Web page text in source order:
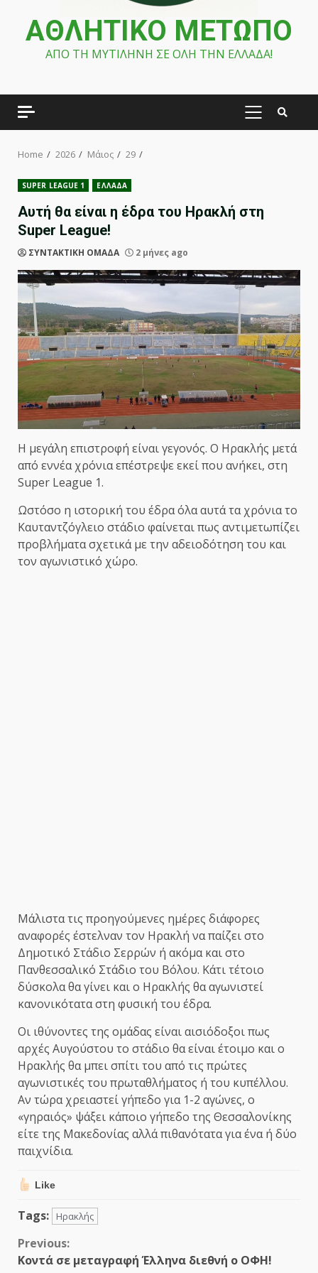
ΑΘΛΗΤΙΚΟ ΜΕΤΩΠΟ
ΑΠΟ ΤΗ ΜΥΤΙΛΗΝΗ ΣΕ ΟΛΗ ΤΗΝ ΕΛΛΑΔΑ!
PRIMARY
Home 2026 Μάιος 29
SUPER LEAGUE 1 ΕΛΛΑΔΑ
Αυτή θα είναι η έδρα του Ηρακλή στη
Super League!
ΣΥΝΤΑΚΤΙΚΗ ΟΜΑΔΑ 2 μήνες ago
Η μεγάλη επιστροφή είναι γεγονός. Ο Ηρακλής μετά
από εννέα χρόνια επέστρεψε εκεί που ανήκει, στη
Super League 1.
Ωστόσο η ιστορική του έδρα όλα αυτά τα χρόνια το
Καυταντζόγλειο στάδιο φαίνεται πως αντιμετωπίζει
προβλήματα σχετικά με την αδειοδότηση του και
τον αγωνιστικό χώρο.
Μάλιστα τις προηγούμενες ημέρες διάφορες
αναφορές έστελναν τον Ηρακλή να παίζει στο
Δημοτικό Στάδιο Σερρών ή ακόμα και στο
Πανθεσσαλικό Στάδιο του Βόλου. Κάτι τέτοιο
δύσκολα θα γίνει και ο Ηρακλής θα αγωνιστεί
κανονικότατα στη φυσική του έδρα.
Οι ιθύνοντες της ομάδας είναι αισιόδοξοι πως
αρχές Αυγούστου το στάδιο θα είναι έτοιμο και ο
Ηρακλής θα μπει σπίτι του από τις πρώτες
αγωνιστικές του πρωταθλήματος ή του κυπέλλου.
Αν τώρα χρειαστεί γήπεδο για 1-2 αγώνες, ο
«γηραιός» ψάξει κάποιο γήπεδο της Θεσσαλονίκης
είτε της Μακεδονίας αλλά πιθανότατα για ένα ή δύο
παιχνίδια.
Like
Tags: Ηρακλής
Continue
Previous:
Κοντά σε μεταγραφή Έλληνα διεθνή ο ΟΦΗ!